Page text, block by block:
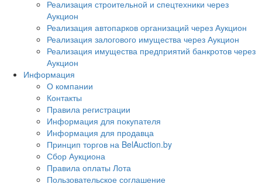
Реализация строительной и спецтехники через
Аукцион
Реализация автопарков организаций через Аукцион
Реализация залогового имущества через Аукцион
Реализация имущества предприятий банкротов через
Аукцион
Информация
О компании
Контакты
Правила регистрации
Информация для покупателя
Информация для продавца
Принцип торгов на BelAuction.by
Сбор Аукциона
Правила оплаты Лота
Пользовательское соглашение